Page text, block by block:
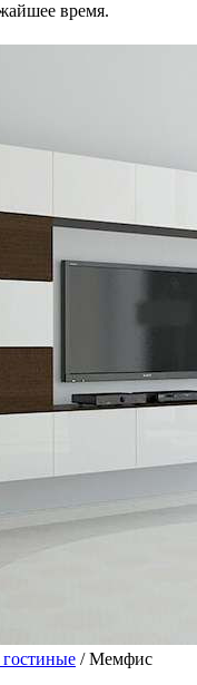
время.
/ Мемфис